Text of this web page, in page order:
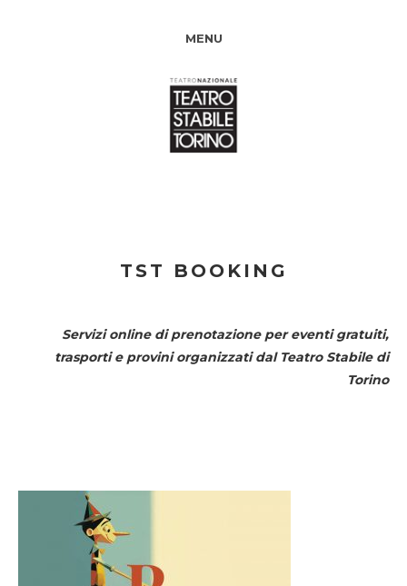
MENU
TST BOOKING
Servizi online di prenotazione per eventi gratuiti,
trasporti e provini organizzati dal Teatro Stabile di
Torino